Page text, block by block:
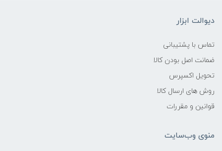
دیوالت ابزار
تماس با پشتیبانی
ضمانت اصل بودن کالا
تحویل اکسپرس
روش های ارسال کالا
قوانین و مقررات
منوی وب‌سایت